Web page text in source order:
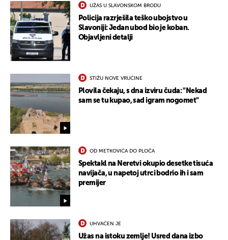
UŽAS U SLAVONSKOM BRODU
Policija razrješila teško ubojstvo u
Slavoniji: Jedan ubod bio je koban.
Objavljeni detalji
STIŽU NOVE VRUĆINE
Plovila čekaju, s dna izviru čuda: "Nekad
sam se tu kupao, sad igram nogomet"
OD METKOVIĆA DO PLOČA
Spektakl na Neretvi okupio desetke tisuća
navijača, u napetoj utrci bodrio ih i sam
premijer
UHVAĆEN JE
Užas na istoku zemlje! Usred dana izbo